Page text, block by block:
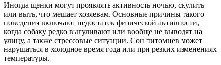
Иногда щенки могут проявлять активность ночью, скулить
или выть, что мешает хозяевам. Основные причины такого
поведения включают недостаток физической активности,
когда собаку редко выгуливают или вообще не выводят на
улицу, а также стрессовые ситуации. Сон питомцев может
нарушаться в холодное время года или при резких изменениях
температуры.